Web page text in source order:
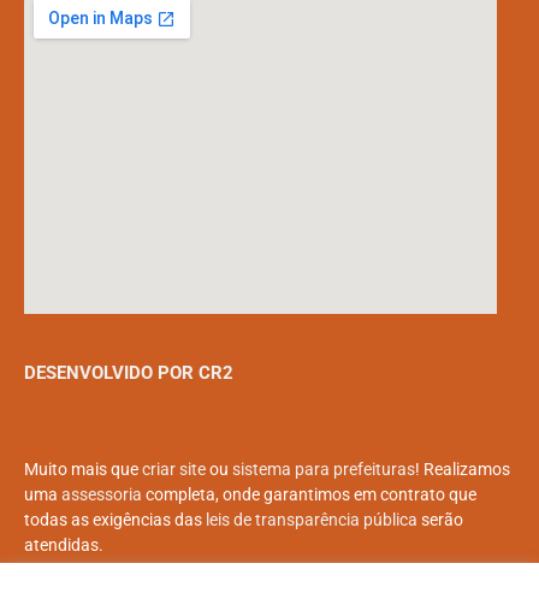
DESENVOLVIDO POR CR2
Muito mais quecriar siteou sistema para prefeituras! Realizamos
uma assessoria completa, onde garantimos em contrato que
todas as exigências das leis de transparência pública serão
atendidas.